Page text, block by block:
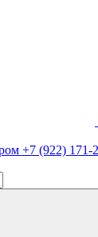
+7 (922) 171-